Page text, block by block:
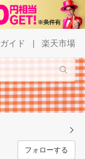
ガイド 楽天市場
フォローする